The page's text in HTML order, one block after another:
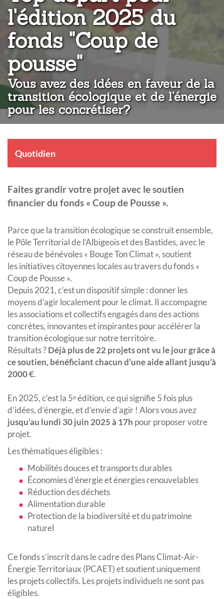
l'édition 2025 du
fonds "Coup de
pousse":
Vous avez des idées en faveur de la
transition écologique et de l’énergie
pour les concrétiser?
Quotidien
Faites grandir votre projet avec le soutien
financier du fonds « Coup de Pousse ».
Parce que la transition écologique se construit ensemble,
le Pôle Territorial de l’Albigeois et des Bastides, avec le
réseau de bénévoles « Bouge Ton Climat », soutient
les initiatives citoyennes locales au travers du fonds «
Coup de Pousse ».
Depuis 2021, c’est un dispositif simple : donner les
moyens d’agir localement pour le climat. Il accompagne
les associations et collectifs engagés dans des actions
concrètes, innovantes et inspirantes pour accélérer la
transition écologique sur notre territoire.
Résultats ?Déjà plus de 22 projets ont vu le jour grâce à
ce soutien, bénéficiant chacun d’une aide allant jusqu’à
2000 €.
En 2025, c’est la 5ᵉ édition, ce qui signifie 5 fois plus
d’idées, d’énergie, et d’envie d’agir ! Alors vous avez
jusqu’au lundi 30 juin 2025 à 17h pour proposer votre
projet.
Les thématiques éligibles :
Mobilités douces et transports durables
Économies d’énergie et énergies renouvelables
Réduction des déchets
Alimentation durable
Protection de la biodiversité et du patrimoine
naturel
Ce fonds s’inscrit dans le cadre des Plans Climat-Air-
Énergie Territoriaux (PCAET) et soutient uniquement
les projets collectifs. Les projets individuels ne sont pas
éligibles.